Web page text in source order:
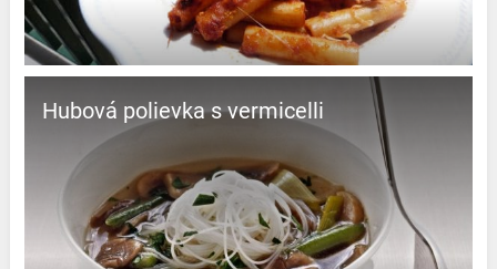
Hubová polievka s vermicelli